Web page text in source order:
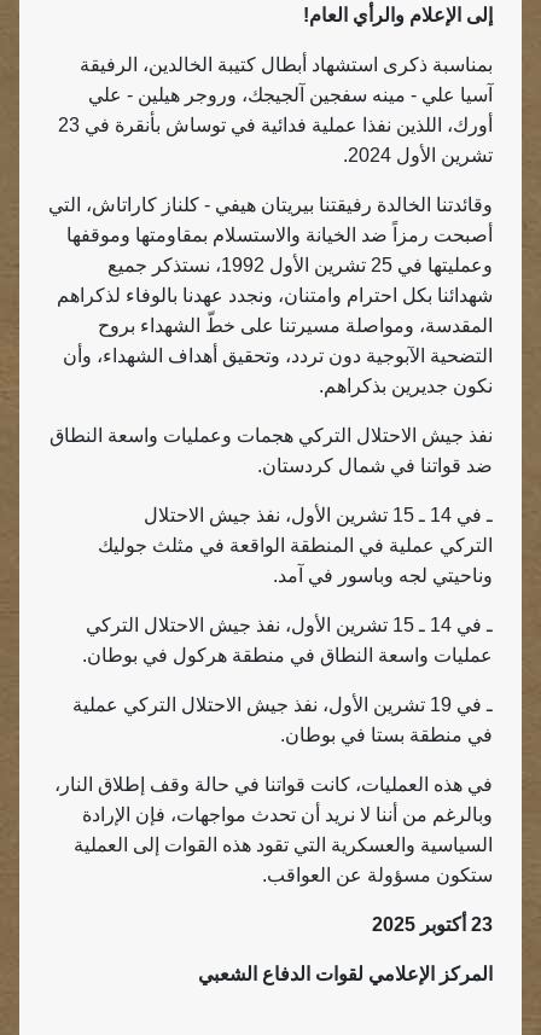
إلى الإعلام والرأي العام!
بمناسبة ذكرى استشهاد أبطال كتيبة الخالدين، الرفيقة
آسيا علي - مينه سفجين آلجيجك، وروجر هيلين - علي
أورك، اللذين نفذا عملية فدائية في توساش بأنقرة في 23
تشرين الأول 2024.
وقائدتنا الخالدة رفيقتنا بيريتان هيفي - كلناز كاراتاش، التي
أصبحت رمزاً ضد الخيانة والاستسلام بمقاومتها وموقفها
وعمليتها في 25 تشرين الأول 1992، نستذكر جميع
شهدائنا بكل احترام وامتنان، ونجدد عهدنا بالوفاء لذكراهم
المقدسة، ومواصلة مسيرتنا على خطّ الشهداء بروح
التضحية الآبوجية دون تردد، وتحقيق أهداف الشهداء، وأن
نكون جديرين بذكراهم.
نفذ جيش الاحتلال التركي هجمات وعمليات واسعة النطاق
ضد قواتنا في شمال كردستان.
ـ في 14 ـ 15 تشرين الأول، نفذ جيش الاحتلال
التركي عملية في المنطقة الواقعة في مثلث جوليك
وناحيتي لجه وباسور في آمد.
ـ في 14 ـ 15 تشرين الأول، نفذ جيش الاحتلال التركي
عمليات واسعة النطاق في منطقة هركول في بوطان.
ـ في 19 تشرين الأول، نفذ جيش الاحتلال التركي عملية
في منطقة بستا في بوطان.
في هذه العمليات، كانت قواتنا في حالة وقف إطلاق النار،
وبالرغم من أننا لا نريد أن تحدث مواجهات، فإن الإرادة
السياسية والعسكرية التي تقود هذه القوات إلى العملية
ستكون مسؤولة عن العواقب.
23 أكتوبر 2025
المركز الإعلامي لقوات الدفاع الشعبي